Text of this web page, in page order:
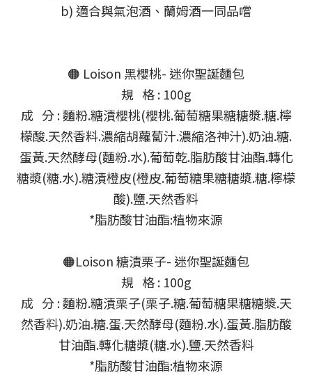
b) 適合與氣泡酒、蘭姆酒一同品嚐
🟠 Loison 黑櫻桃- 迷你聖誕麵包
規 格 : 100g
成 分 : 麵粉.糖漬櫻桃(櫻桃.葡萄糖果糖糖漿.糖.檸
檬酸.天然香料.濃縮胡蘿蔔汁.濃縮洛神汁).奶油.糖.
蛋黃.天然酵母(麵粉.水).葡萄乾.脂肪酸甘油酯.轉化
糖漿(糖.水).糖漬橙皮(橙皮.葡萄糖果糖糖漿.糖.檸檬
酸).鹽.天然香料
*脂肪酸甘油酯:植物來源
🟠Loison 糖漬栗子- 迷你聖誕麵包
規 格 : 100g
成 分 : 麵粉.糖漬栗子(栗子.糖.葡萄糖果糖糖漿.天
然香料).奶油.糖.蛋.天然酵母(麵粉.水).蛋黃.脂肪酸
甘油酯.轉化糖漿(糖.水).鹽.天然香料
*脂肪酸甘油酯:植物來源